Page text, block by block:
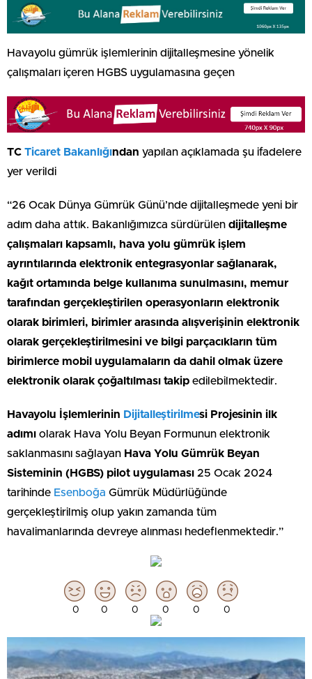
Havayolu gümrük işlemlerinin dijitalleşmesine yönelik
çalışmaları içeren HGBS uygulamasına geçen
TC Ticaret Bakanlığından yapılan açıklamada şu ifadelere
yer verildi
“26 Ocak Dünya Gümrük Günü’nde dijitalleşmede yeni bir
adım daha attık. Bakanlığımızca sürdürülen dijitalleşme
çalışmaları kapsamlı, hava yolu gümrük işlem
ayrıntılarında elektronik entegrasyonlar sağlanarak,
kağıt ortamında belge kullanıma sunulmasını, memur
tarafından gerçekleştirilen operasyonların elektronik
olarak birimleri, birimler arasında alışverişinin elektronik
olarak gerçekleştirilmesini ve bilgi parçacıkların tüm
birimlerce mobil uygulamaların da dahil olmak üzere
elektronik olarak çoğaltılması takip edilebilmektedir.
Havayolu İşlemlerinin Dijitalleştirilmesi Projesinin ilk
adımı olarak Hava Yolu Beyan Formunun elektronik
saklanmasını sağlayan Hava Yolu Gümrük Beyan
Sisteminin (HGBS) pilot uygulaması 25 Ocak 2024
tarihinde Esenboğa Gümrük Müdürlüğünde
gerçekleştirilmiş olup yakın zamanda tüm
havalimanlarında devreye alınması hedeflenmektedir.”
0 0 0 0 0 0